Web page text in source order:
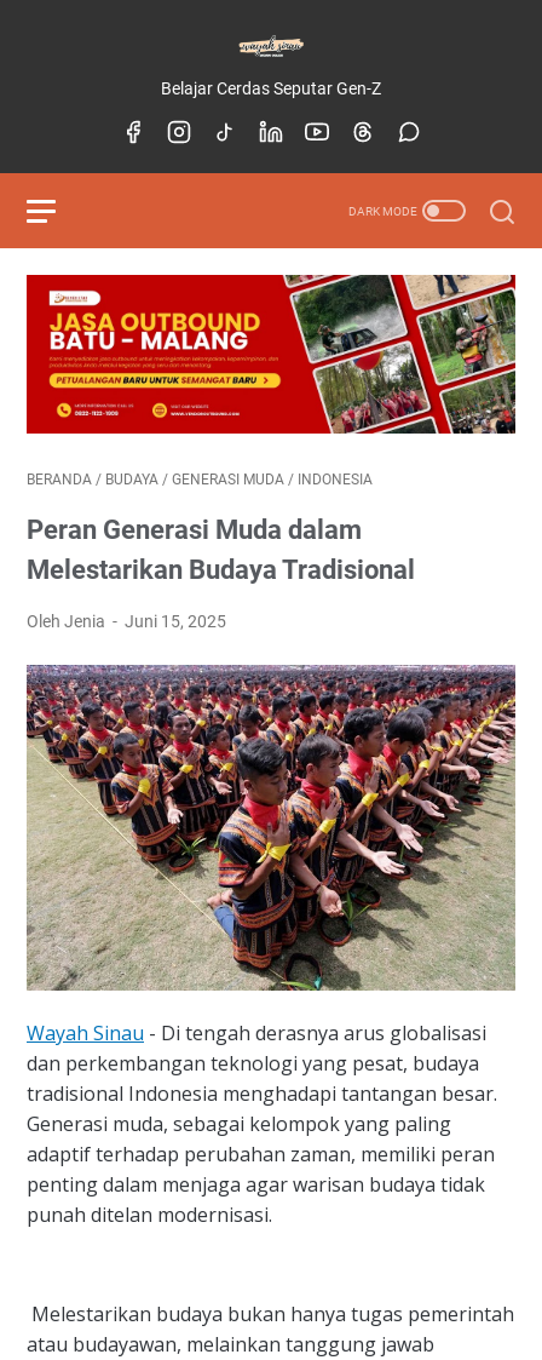
Belajar Cerdas Seputar Gen-Z
BERANDA / BUDAYA / GENERASI MUDA / INDONESIA
Peran Generasi Muda dalam
Melestarikan Budaya Tradisional
Oleh Jenia Juni 15, 2025
Wayah Sinau - Di tengah derasnya arus globalisasi
dan perkembangan teknologi yang pesat, budaya
tradisional Indonesia menghadapi tantangan besar.
Generasi muda, sebagai kelompok yang paling
adaptif terhadap perubahan zaman, memiliki peran
penting dalam menjaga agar warisan budaya tidak
punah ditelan modernisasi.
Melestarikan budaya bukan hanya tugas pemerintah
atau budayawan, melainkan tanggung jawab